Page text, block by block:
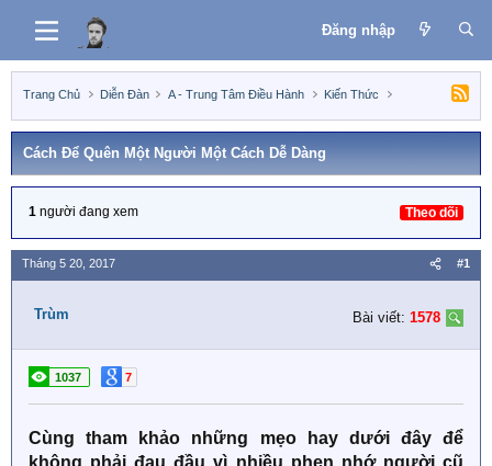
Đăng nhập
Trang Chủ Diễn Đàn A - Trung Tâm Điều Hành Kiến Thức
Cách Để Quên Một Người Một Cách Dễ Dàng
1 người đang xem Theo dõi
Tháng 5 20, 2017 #1
Trùm Bài viết: 1578
1037 7
Cùng tham khảo những mẹo hay dưới đây để